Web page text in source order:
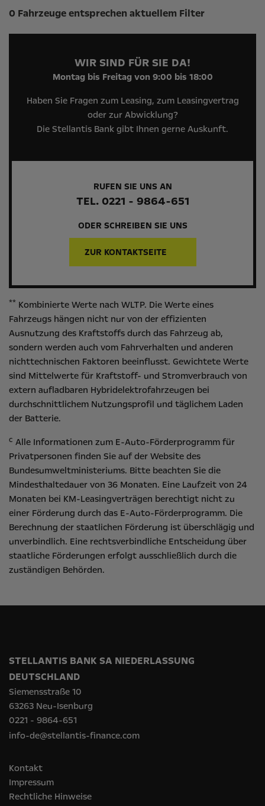
Suchergebnisse
0 Fahrzeuge entsprechen aktuellem Filter
WIR SIND FÜR SIE DA!
Montag bis Freitag von 9:00 bis 18:00
Haben Sie Fragen zum Leasing, zum Leasingvertrag
oder zur Abwicklung?
Die Stellantis Bank gibt Ihnen gerne Auskunft.
RUFEN SIE UNS AN
TEL. 0221 - 9864-651
ODER SCHREIBEN SIE UNS
ZUR KONTAKTSEITE
** Kombinierte Werte nach WLTP. Die Werte eines
Fahrzeugs hängen nicht nur von der effizienten
Ausnutzung des Kraftstoffs durch das Fahrzeug ab,
sondern werden auch vom Fahrverhalten und anderen
nichttechnischen Faktoren beeinflusst. Gewichtete Werte
sind Mittelwerte für Kraftstoff- und Stromverbrauch von
extern aufladbaren Hybridelektrofahrzeugen bei
durchschnittlichem Nutzungsprofil und täglichem Laden
der Batterie.
c Alle Informationen zum E-Auto-Förderprogramm für
Privatpersonen finden Sie auf der Website des
Bundesumweltministeriums. Bitte beachten Sie die
Mindesthaltedauer von 36 Monaten. Eine Laufzeit von 24
Monaten bei KM-Leasingverträgen berechtigt nicht zu
einer Förderung durch das E-Auto-Förderprogramm. Die
Berechnung der staatlichen Förderung ist überschlägig und
unverbindlich. Eine rechtsverbindliche Entscheidung über
staatliche Förderungen erfolgt ausschließlich durch die
zuständigen Behörden.
STELLANTIS BANK SA NIEDERLASSUNG
DEUTSCHLAND
Siemensstraße 10
63263 Neu-Isenburg
0221 - 9864-651
info-de@stellantis-finance.com
Kontakt
Impressum
Rechtliche Hinweise